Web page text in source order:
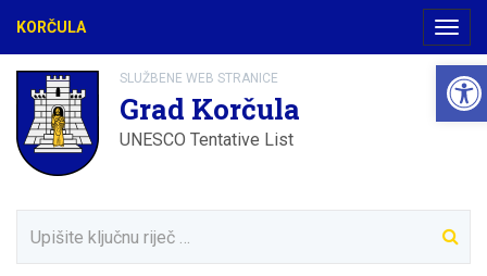
KORČULA
SLUŽBENE WEB STRANICE
Grad Korčula
UNESCO Tentative List